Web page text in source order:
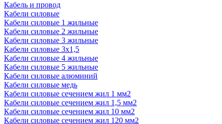
Кабель и провод
Кабели силовые
Кабели силовые 1 жильные
Кабели силовые 2 жильные
Кабели силовые 3 жильные
Кабели силовые 3х1,5
Кабели силовые 4 жильные
Кабели силовые 5 жильные
Кабели силовые алюминий
Кабели силовые медь
Кабели силовые сечением жил 1 мм2
Кабели силовые сечением жил 1,5 мм2
Кабели силовые сечением жил 10 мм2
Кабели силовые сечением жил 120 мм2